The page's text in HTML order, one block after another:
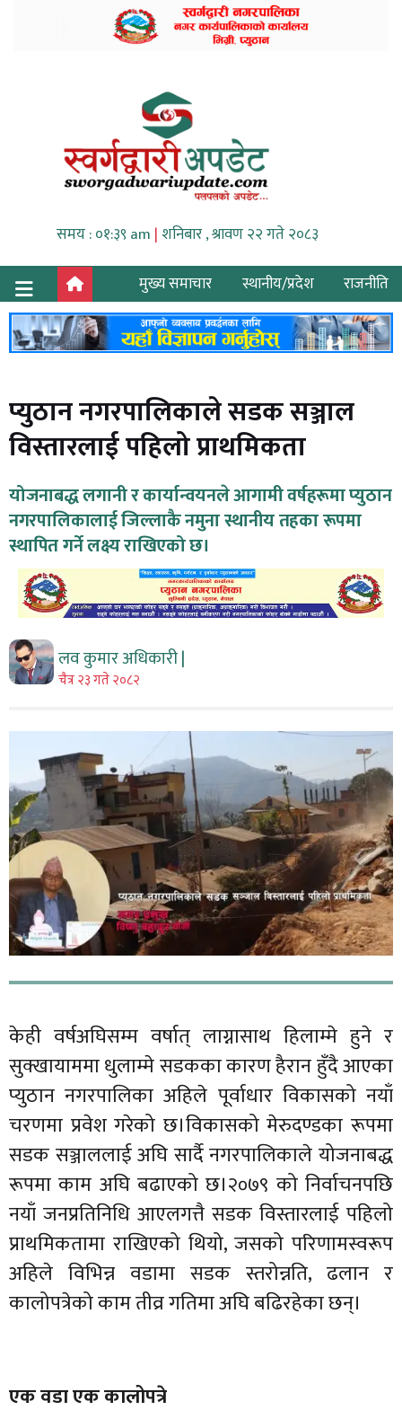
समय : ०१:३९ am | शनिबार , श्रावण २२ गते २०८३
मुख्य समाचार
स्थानीय/प्रदेश राजनीति
प्युठान नगरपालिकाले सडक सञ्जाल
विस्तारलाई पहिलो प्राथमिकता
योजनाबद्ध लगानी र कार्यान्वयनले आगामी वर्षहरूमा प्युठान
नगरपालिकालाई जिल्लाकै नमुना स्थानीय तहका रूपमा
स्थापित गर्ने लक्ष्य राखिएको छ।
लव कुमार अधिकारी |
चैत्र २३ गते २०८२
केही वर्षअघिसम्म वर्षात् लाग्नासाथ हिलाम्मे हुने र
सुक्खायाममा धुलाम्मे सडकका कारण हैरान हुँदै आएका
प्युठान नगरपालिका अहिले पूर्वाधार विकासको नयाँ
चरणमा प्रवेश गरेको छ।विकासको मेरुदण्डका रूपमा
सडक सञ्जाललाई अघि सार्दै नगरपालिकाले योजनाबद्ध
रूपमा काम अघि बढाएको छ।२०७९ को निर्वाचनपछि
नयाँ जनप्रतिनिधि आएलगत्तै सडक विस्तारलाई पहिलो
प्राथमिकतामा राखिएको थियो, जसको परिणामस्वरूप
अहिले विभिन्न वडामा सडक स्तरोन्नति, ढलान र
कालोपत्रेको काम तीव्र गतिमा अघि बढिरहेका छन्।
एक वडा एक कालोपत्रे